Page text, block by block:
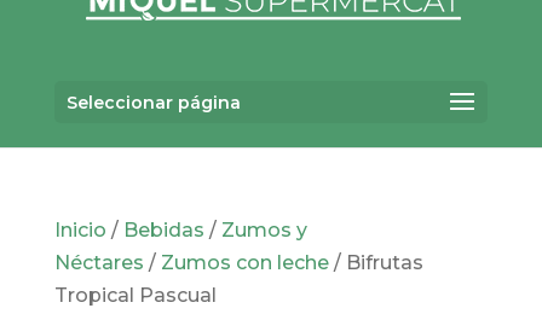
Seleccionar página
de
productos
Inicio / Bebidas / Zumos y
Néctares / Zumos con leche/ Bifrutas
Tropical Pascual